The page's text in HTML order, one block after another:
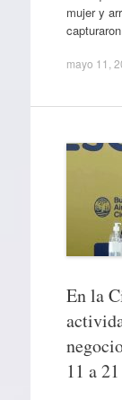
mujer y
mayo 11,
En la
11 a 21